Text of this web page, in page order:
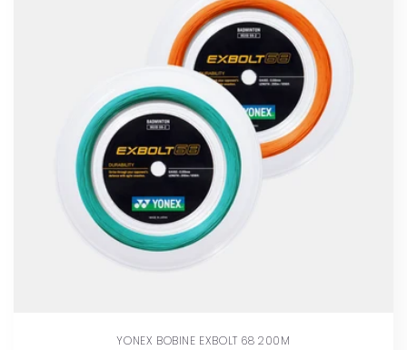
YONEX BOBINE EXBOLT 68 200M